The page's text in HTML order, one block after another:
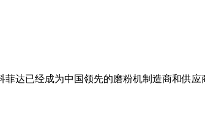
达已经成为中国领先的磨粉机制造商和供